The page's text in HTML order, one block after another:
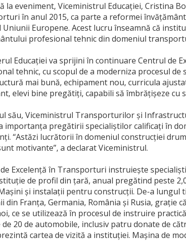
la eveniment, Viceministrul Educației, Cristina
în anul 2015, ca parte a reformei
Europene. Acest lucru înseamnă că
profesional tehnic din domeniul
Educației va sprijini în continuare Centrul de
tehnic, cu scopul de a moderniza procesul
mai bună, echipament nou, curricula
elevi bine pregătiți, capabili să îmbrățișeze cu
său, Viceministrul Transporturilor și
importanța pregătirii specialiștilor calificați în
“Astăzi lucrătorii în domeniul construcției
motivante”, a declarat Viceministrul.
Excelență în Transporturi instruiește
de profil din țară, anual pregătind peste
și instalații pentru construcții. De-a
din Franța, Germania, România și Rusia,
ce se utilizează în procesul de instruire
20 de automobile, inclusiv patru donate de
cartea de vizită a instituției. Mașina de